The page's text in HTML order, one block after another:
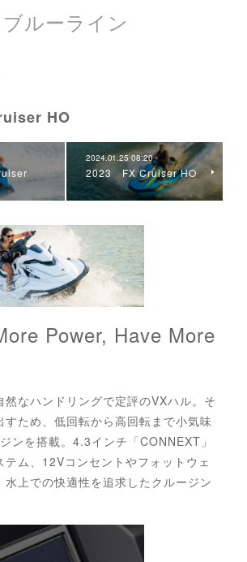
ブルーライン
HO
2024.01.25 08:20
2023 FX Cruiser HO
Power, Have More
然なハンドリングで定評のVXハル。そ
すため、低回転から高回転まで小気味
ンを搭載。4.3インチ「CONNEXT」
テム、12Vコンセントやフォットウェ
水上での快適性を追求したクルージン